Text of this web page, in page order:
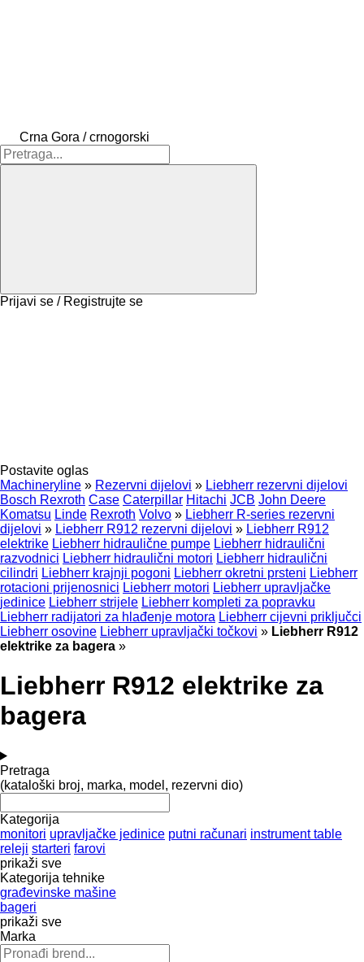
Crna Gora / crnogorski
Prijavi se / Registrujte se
Postavite oglas
Machineryline » Rezervni dijelovi » Liebherr rezervni dijelovi
Bosch Rexroth Case Caterpillar Hitachi JCB John Deere
Komatsu Linde Rexroth Volvo » Liebherr R-series rezervni
dijelovi » Liebherr R912 rezervni dijelovi » Liebherr R912
elektrike Liebherr hidraulične pumpe Liebherr hidraulični
razvodnici Liebherr hidraulični motori Liebherr hidraulični
cilindri Liebherr krajnji pogoni Liebherr okretni prsteni Liebherr
rotacioni prijenosnici Liebherr motori Liebherr upravljačke
jedinice Liebherr strijele Liebherr kompleti za popravku
Liebherr radijatori za hlađenje motora Liebherr cijevni priključci
Liebherr osovine Liebherr upravljački točkovi » Liebherr R912
elektrike za bagerа »
Liebherr R912 elektrike za
bagerа
Pretraga
(kataloški broj, marka, model, rezervni dio)
Kategorija
monitori upravljačke jedinice putni računari instrument table
releji starteri farovi
prikaži sve
Kategorija tehnike
građevinske mašine
bageri
prikaži sve
Marka